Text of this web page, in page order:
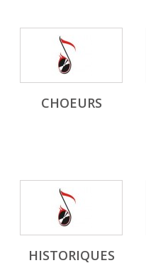
CHOEURS
HISTORIQUES